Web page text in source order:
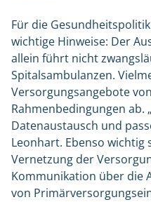
Für die
wichtige Hinweise: Der
allein führt nicht
Spitalsambulanzen.
Versorgungsangebote
Rahmenbedingungen ab.
Datenaustausch und
Leonhart. Ebenso wichtig
Vernetzung der
Kommunikation über die
von